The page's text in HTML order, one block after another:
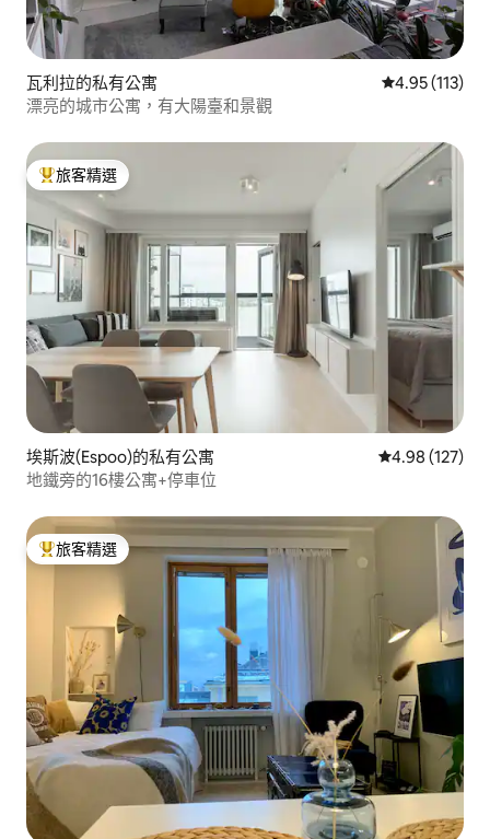
瓦利拉的私有公寓 從 113 則評價
4.95 (113)
漂亮的城市公寓，有大陽臺和景觀
旅客精選榜首
旅客精選
埃斯波(Espoo)的私有公寓 從 127 則評價
4.98 (127)
地鐵旁的16樓公寓+停車位
旅客精選榜首
旅客精選